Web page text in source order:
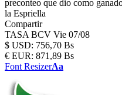
preconteo que dio como
la Espriella
Compartir
TASA BCV Vie 07/08
$ USD: 756,70 Bs
€ EUR: 871,89 Bs
Font ResizerAa